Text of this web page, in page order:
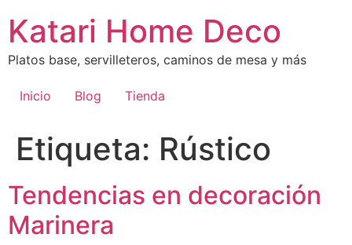
contenido
Katari Home Deco
Platos base, servilleteros, caminos de mesa y más
Inicio Blog Tienda
Etiqueta: Rústico
Tendencias en decoración
Marinera